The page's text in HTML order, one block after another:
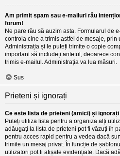
Am primit spam sau e-mailuri rău
forum!
Ne pare rău să auzim asta. Formularul de
controla cine a trimis astfel de mesaje, prin
Administrația și le puteți trimite o copie
important să includeți antetul, deoarece
trimis e-mailul. Administrația va lua măsuri.
Sus
Prieteni și ignorați
Ce este lista de prieteni (amici) și
Puteți utiliza lista pentru a organiza alți
adăugați la lista de prieteni pot fi văzuți în
pentru acces rapid pentru a vedea dacă
trimite un mesaj privat. În funcție de
utilizatori pot fi afișate evidențiate. Dacă